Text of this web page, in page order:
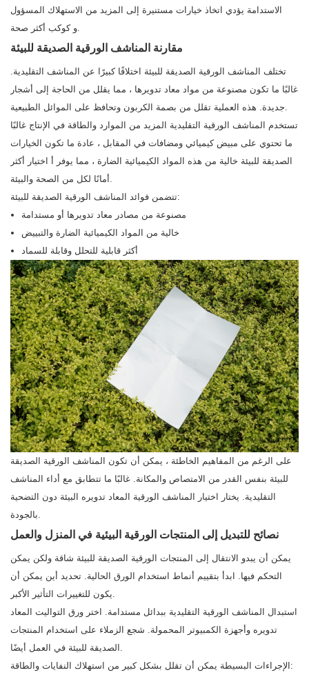
الاستدامة يؤدي اتخاذ خيارات مستنيرة إلى المزيد من الاستهلاك المسؤول
و كوكب أكثر صحة.
مقارنة المناشف الورقية الصديقة للبيئة
تختلف المناشف الورقية الصديقة للبيئة اختلافًا كبيرًا عن المناشف التقليدية.
غالبًا ما تكون مصنوعة من مواد معاد تدويرها ، مما يقلل من الحاجة إلى أشجار
جديدة. هذه العملية تقلل من بصمة الكربون وتحافظ على الموائل الطبيعية.
تستخدم المناشف الورقية التقليدية المزيد من الموارد والطاقة في الإنتاج غالبًا
ما تحتوي على مبيض كيميائي ومضافات في المقابل ، عادة ما تكون الخيارات
الصديقة للبيئة خالية من هذه المواد الكيميائية الضارة ، مما يوفر أ اختيار أكثر
أمانًا لكل من الصحة والبيئة.
تتضمن فوائد المناشف الورقية الصديقة للبيئة:
مصنوعة من مصادر معاد تدويرها أو مستدامة
خالية من المواد الكيميائية الضارة والتبييض
أكثر قابلية للتحلل وقابلة للسماد
على الرغم من المفاهيم الخاطئة ، يمكن أن تكون المناشف الورقية الصديقة
للبيئة بنفس القدر من الامتصاص والمكانة. غالبًا ما تتطابق مع أداء المناشف
التقليدية. يختار اختيار المناشف الورقية المعاد تدويره البيئة دون التضحية
نصائح للتبديل إلى المنتجات الورقية البيئية في المنزل والعمل
يمكن أن يبدو الانتقال إلى المنتجات الورقية الصديقة للبيئة شاقة ولكن يمكن
التحكم فيها. ابدأ بتقييم أنماط استخدام الورق الحالية. تحديد أين يمكن أن
استبدال المناشف الورقية التقليدية ببدائل مستدامة. اختر ورق التواليت المعاد
تدويره وأجهزة الكمبيوتر المحمولة. شجع الزملاء على استخدام المنتجات
الإجراءات البسيطة يمكن أن تقلل بشكل كبير من استهلاك النفايات والطاقة: